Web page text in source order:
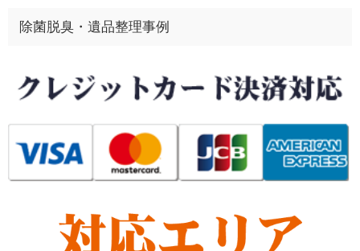
除菌脱臭・遺品整理事例